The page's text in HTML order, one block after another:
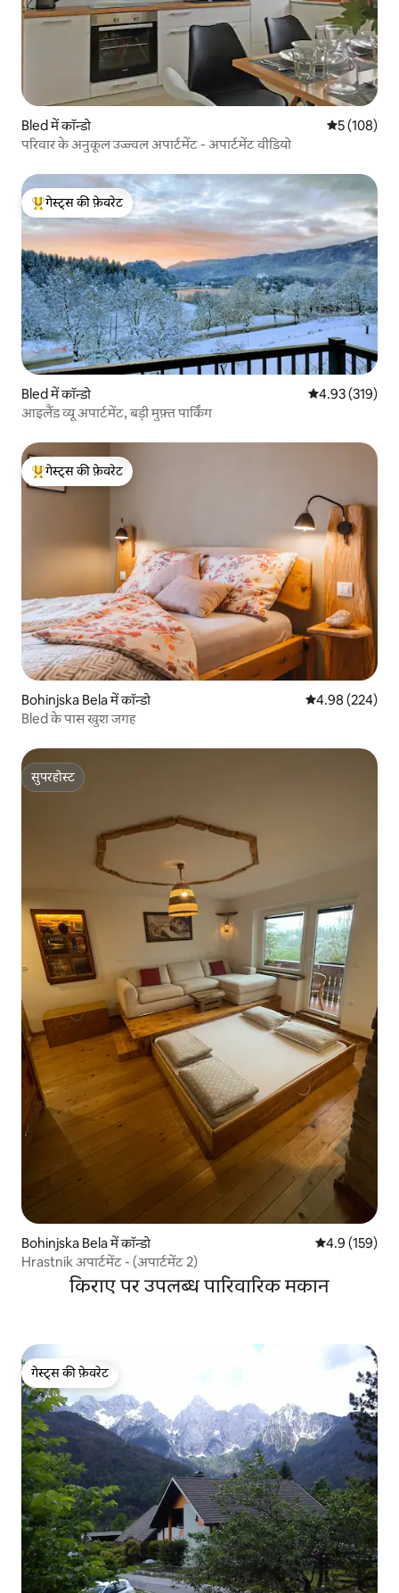
Bled में कॉन्डो औसत रेटिंग 5
5 (108)
परिवार के अनुकूल उज्ज्वल अपार्टमेंट - अपार्टमेंट वीडियो
गेस्ट्स का टॉप फ़ेवरेट
गेस्ट्स की फ़ेवरेट
Bled में कॉन्डो औसत रेटिंग 5 में से
4.93 (319)
आइलैंड व्यू अपार्टमेंट, बड़ी मुफ़्त पार्किंग
गेस्ट्स का टॉप फ़ेवरेट
गेस्ट्स की फ़ेवरेट
Bohinjska Bela में कॉन्डो औसत रेटिंग 5 में से
4.98 (224)
Bled के पास खुश जगह
सुपरहोस्ट
सुपरहोस्ट
Bohinjska Bela में कॉन्डो औसत रेटिंग 5 में
4.9 (159)
Hrastnik अपार्टमेंट - (अपार्टमेंट 2)
किराए पर उपलब्ध पारिवारिक मकान
गेस्ट्स की फ़ेवरेट
गेस्ट्स की फ़ेवरेट